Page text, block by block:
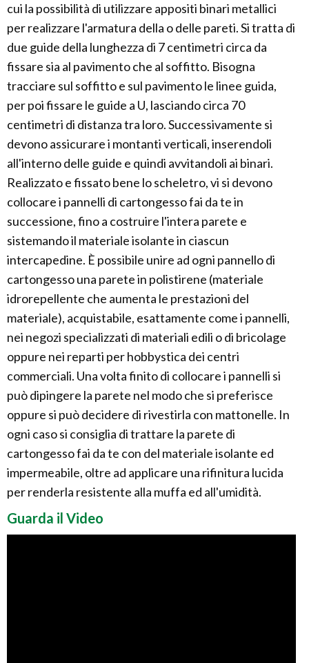
cui la possibilità di utilizzare appositi binari metallici
per realizzare l'armatura della o delle pareti. Si tratta di
due guide della lunghezza di 7 centimetri circa da
fissare sia al pavimento che al soffitto. Bisogna
tracciare sul soffitto e sul pavimento le linee guida,
per poi fissare le guide a U, lasciando circa 70
centimetri di distanza tra loro. Successivamente si
devono assicurare i montanti verticali, inserendoli
all'interno delle guide e quindi avvitandoli ai binari.
Realizzato e fissato bene lo scheletro, vi si devono
collocare i pannelli di cartongesso fai da te in
successione, fino a costruire l'intera parete e
sistemando il materiale isolante in ciascun
intercapedine. È possibile unire ad ogni pannello di
cartongesso una parete in polistirene (materiale
idrorepellente che aumenta le prestazioni del
materiale), acquistabile, esattamente come i pannelli,
nei negozi specializzati di materiali edili o di bricolage
oppure nei reparti per hobbystica dei centri
commerciali. Una volta finito di collocare i pannelli si
può dipingere la parete nel modo che si preferisce
oppure si può decidere di rivestirla con mattonelle. In
ogni caso si consiglia di trattare la parete di
cartongesso fai da te con del materiale isolante ed
impermeabile, oltre ad applicare una rifinitura lucida
per renderla resistente alla muffa ed all'umidità.
Guarda il Video